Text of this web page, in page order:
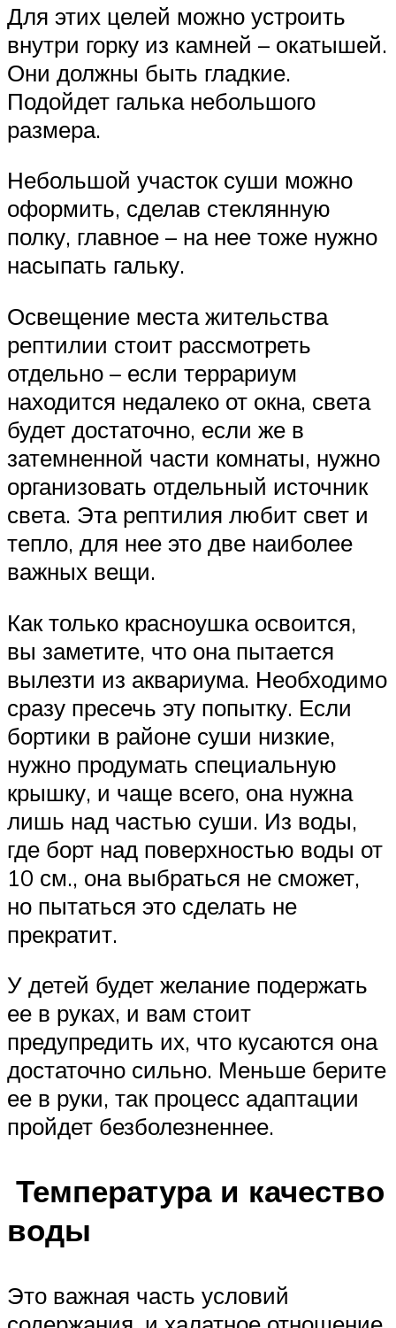
Для этих целей можно устроить
внутри горку из камней – окатышей.
Они должны быть гладкие.
Подойдет галька небольшого
размера.
Небольшой участок суши можно
оформить, сделав стеклянную
полку, главное – на нее тоже нужно
насыпать гальку.
Освещение места жительства
рептилии стоит рассмотреть
отдельно – если террариум
находится недалеко от окна, света
будет достаточно, если же в
затемненной части комнаты, нужно
организовать отдельный источник
света. Эта рептилия любит свет и
тепло, для нее это две наиболее
важных вещи.
Как только красноушка освоится,
вы заметите, что она пытается
вылезти из аквариума. Необходимо
сразу пресечь эту попытку. Если
бортики в районе суши низкие,
нужно продумать специальную
крышку, и чаще всего, она нужна
лишь над частью суши. Из воды,
где борт над поверхностью воды от
10 см., она выбраться не сможет,
но пытаться это сделать не
прекратит.
У детей будет желание подержать
ее в руках, и вам стоит
предупредить их, что кусаются она
достаточно сильно. Меньше берите
ее в руки, так процесс адаптации
пройдет безболезненнее.
Температура и качество
воды
Это важная часть условий